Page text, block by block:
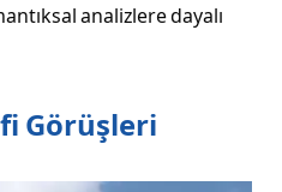
analizlere dayalı
Görüşleri